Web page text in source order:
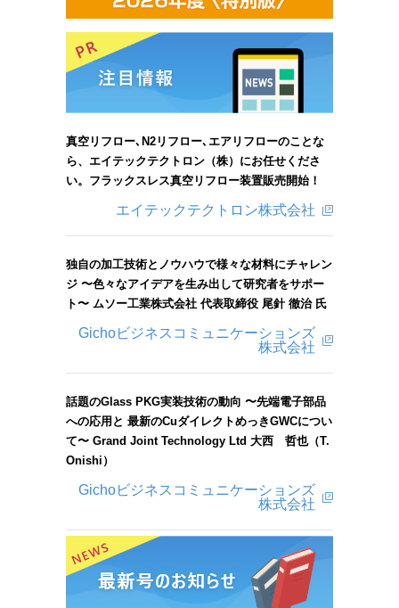
真空リフロー､N2リフロー､エアリフローのことな
ら、エイテックテクトロン（株）にお任せくださ
い。フラックスレス真空リフロー装置販売開始！
エイテックテクトロン株式会社
独自の加工技術とノウハウで様々な材料にチャレン
ジ 〜色々なアイデアを生み出して研究者をサポー
ト〜 ムソー工業株式会社 代表取締役 尾針 徹治 氏
Gichoビジネスコミュニケーションズ
株式会社
話題のGlass PKG実装技術の動向 〜先端電子部品
への応用と 最新のCuダイレクトめっきGWCについ
て〜 Grand Joint Technology Ltd 大西 哲也（T.
Onishi）
Gichoビジネスコミュニケーションズ
株式会社